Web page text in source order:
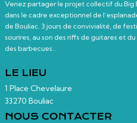
Venez partager le projet collectif du Big
dans le cadre exceptionnel de
de Bouliac. 3 jours de convivialité, de
sourires, au son des riffs de guitares et
des barbecues…
LE LIEU
1 Place Chevelaure
33270 Bouliac
NOUS CONTACTER